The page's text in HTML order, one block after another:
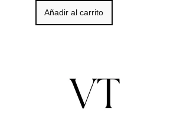
Añadir al carrito